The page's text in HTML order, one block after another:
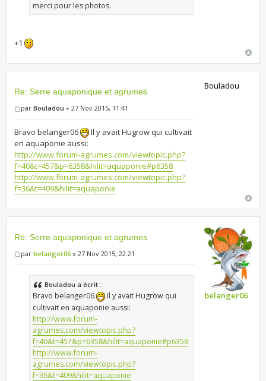
merci pour les photos.
+1
Re: Serre aquaponique et agrumes
parBouladou » 27 Nov 2015, 11:41
Bravo belanger06
Il y avait Hugrow qui cultivait
en aquaponie aussi:
http://www.forum-agrumes.com/viewtopic.php?
f=40&t=457&p=6358&hilit=aquaponie#p6358
http://www.forum-agrumes.com/viewtopic.php?
f=36&t=409&hilit=aquaponie
Bouladou
Re: Serre aquaponique et agrumes
parbelanger06 » 27 Nov 2015, 22:21
Bouladou a écrit :
Bravo belanger06
Il y avait Hugrow qui
cultivait en aquaponie aussi:
http://www.forum-
agrumes.com/viewtopic.php?
f=40&t=457&p=6358&hilit=aquaponie#p6358
http://www.forum-
agrumes.com/viewtopic.php?
f=36&t=409&hilit=aquaponie
belanger06